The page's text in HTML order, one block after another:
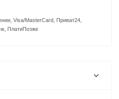
Visa/MasterCard, Приват24,
ПлатиПозже